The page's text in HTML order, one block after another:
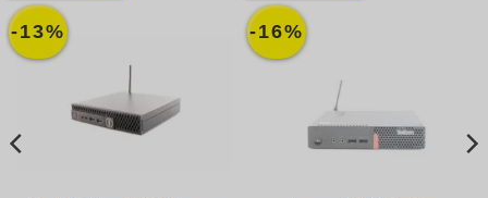
-13% -16%